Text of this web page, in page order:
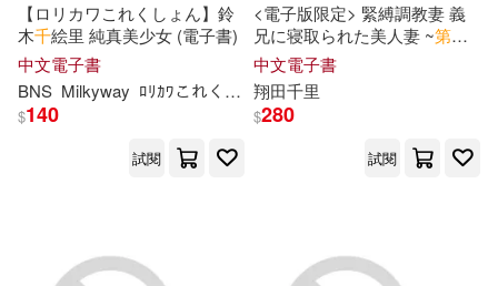
【ロリカワこれくしょん】鈴
木千絵里 純真美少女 (電子書)
中文電子書
BNS Milkyway ﾛﾘｶﾜこれくしょん 鈴木千
$140
試閱
<電子版限定> 緊縛調教妻 義
兄に寝取られた美人妻 ~第三
章~ 翔田千里 写真集 (電子書)
中文電子書
翔田千里
$280
試閱